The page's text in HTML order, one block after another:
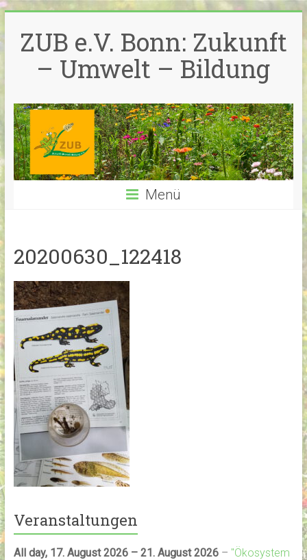
Inhalt
springen
ZUB e.V. Bonn: Zukunft
– Umwelt – Bildung
Menü
20200630_122418
Veranstaltungen
All day, 17. August 2026 – 21. August 2026– "Ökosystem